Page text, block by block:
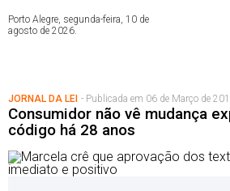
Porto Alegre, segunda-feira, 10 de
agosto de 2026.
JORNAL DA LEI - Publicada em 06 de Março de
Consumidor não vê mudança
código há 28 anos